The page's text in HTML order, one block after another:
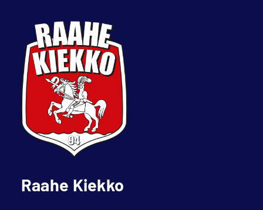
Raahe Kiekko